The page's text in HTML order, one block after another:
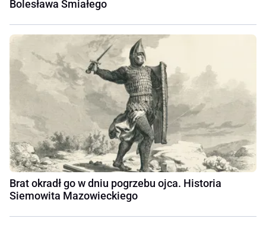
Bolesława Śmiałego
Brat okradł go w dniu pogrzebu ojca. Historia
Siemowita Mazowieckiego